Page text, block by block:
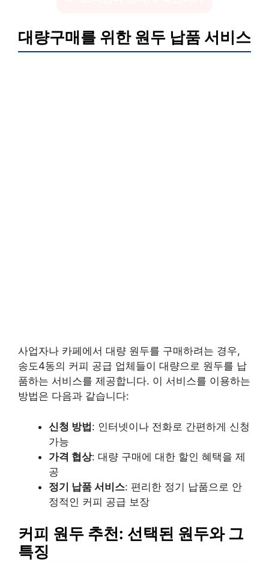
대량구매를 위한 원두 납품 서비스
사업자나 카페에서 대량 원두를 구매하려는 경우,
송도4동의 커피 공급 업체들이 대량으로 원두를 납
품하는 서비스를 제공합니다. 이 서비스를 이용하는
방법은 다음과 같습니다:
신청 방법: 인터넷이나 전화로 간편하게 신청
가능
가격 협상: 대량 구매에 대한 할인 혜택을 제
공
정기 납품 서비스: 편리한 정기 납품으로 안
정적인 커피 공급 보장
커피 원두 추천: 선택된 원두와 그
특징